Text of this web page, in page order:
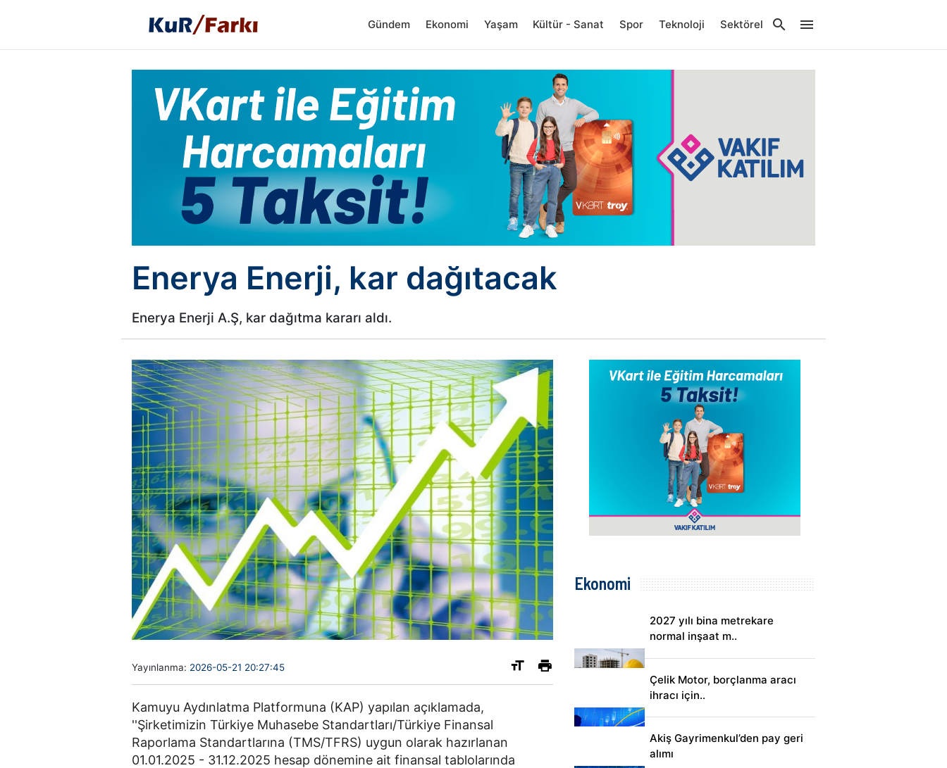
Gündem Ekonomi Yaşam Kültür - Sanat Spor Teknoloji Sektörel
Enerya Enerji, kar dağıtacak
Enerya Enerji A.Ş, kar dağıtma kararı aldı.
Yayınlanma: 2026-05-21 20:27:45
Kamuyu Aydınlatma Platformuna (KAP) yapılan açıklamada,
''Şirketimizin Türkiye Muhasebe Standartları/Türkiye Finansal
Raporlama Standartlarına (TMS/TFRS) uygun olarak hazırlanan
01.01.2025 - 31.12.2025 hesap dönemine ait finansal tablolarında
Ekonomi
2027 yılı bina metrekare
normal inşaat m..
Çelik Motor, borçlanma aracı
ihracı için..
Akiş Gayrimenkul’den pay geri
alımı